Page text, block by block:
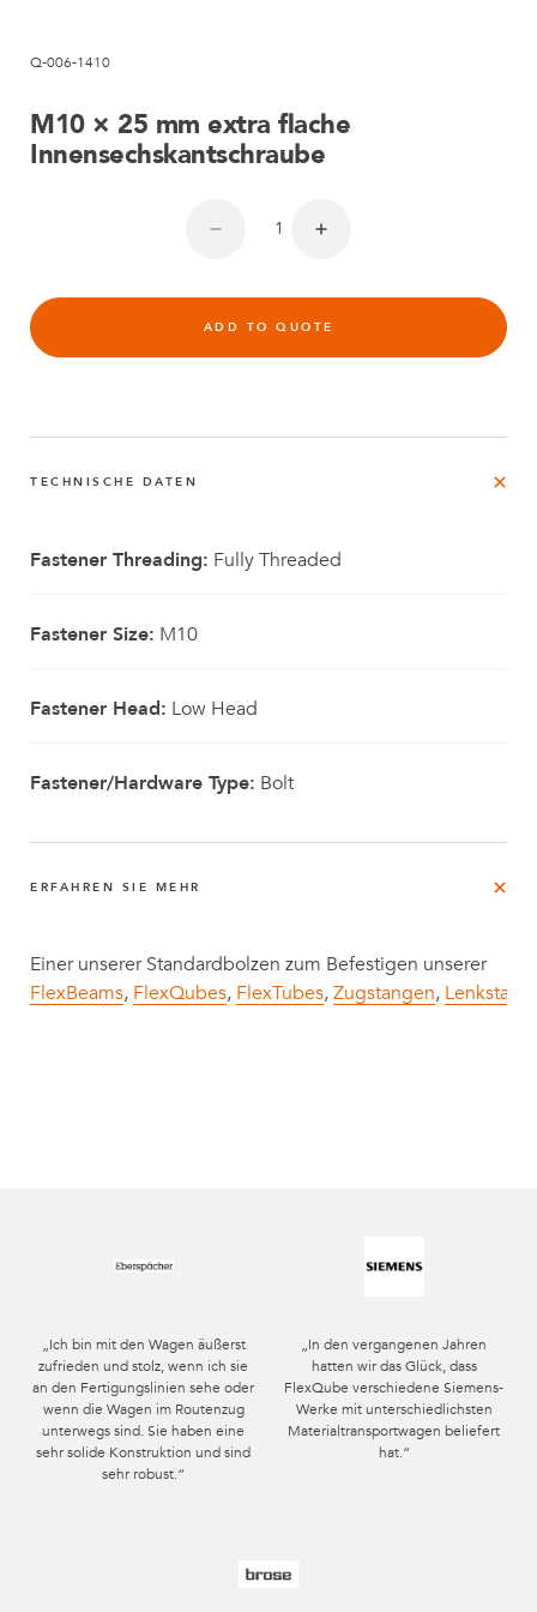
Q-006-1410
M10 × 25 mm extra flache
Innensechskantschraube
ADD TO QUOTE
TECHNISCHE DATEN
Fastener Threading: Fully Threaded
Fastener Size: M10
Fastener Head: Low Head
Fastener/Hardware Type: Bolt
ERFAHREN SIE MEHR
Einer unserer Standardbolzen zum Befestigen unserer
FlexBeams, FlexQubes, FlexTubes,Zugstangen,
„Ich bin mit den Wagen äußerst
zufrieden und stolz, wenn ich sie
an den Fertigungslinien sehe oder
wenn die Wagen im Routenzug
unterwegs sind. Sie haben eine
sehr solide Konstruktion und sind
sehr robust.“
„In den vergangenen Jahren
hatten wir das Glück, dass
FlexQube verschiedene Siemens-
Werke mit unterschiedlichsten
Materialtransportwagen beliefert
hat.“